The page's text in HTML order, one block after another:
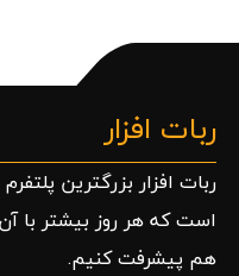
ربات افزار
ربات افزار بزرگترین
است که هر روز بیشتر با
هم پیشرفت کنیم.